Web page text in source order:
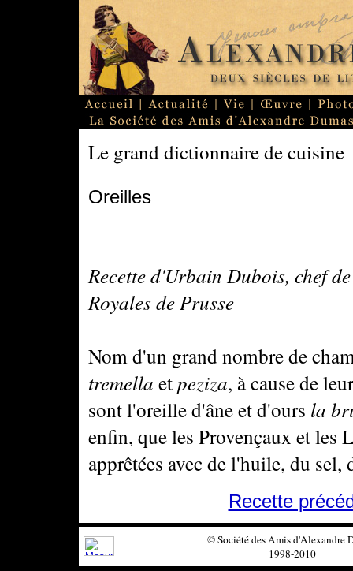
Le grand dictionnaire de cuisine
Oreilles
Recette d'Urbain Dubois, chef
Royales de Prusse
Nom d'un grand nombre de
tremella etpeziza, à cause de
sont l'oreille d'âne et d'ours la
enfin, que les Provençaux et les
apprêtées avec de l'huile, du
Recette
© Société des Amis d'Alexandre
1998-2010